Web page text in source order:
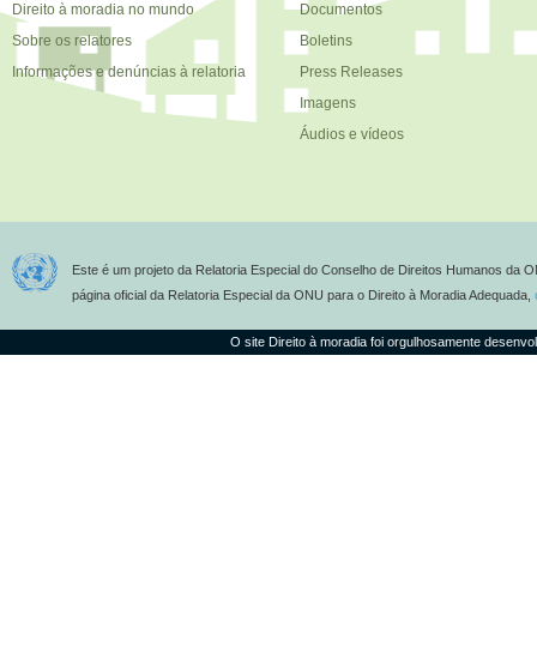
Direito à moradia no mundo
Sobre os relatores
Informações e denúncias à relatoria
Documentos
Boletins
Press Releases
Imagens
Áudios e vídeos
Este é um projeto da Relatoria Especial do Conselho de Direitos Humanos da
página oficial da Relatoria Especial da ONU para o Direito à Moradia Adequada,
O site Direito à moradia foi orgulhosamente